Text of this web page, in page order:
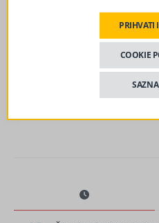
Do nedjelje se “kuhamo”, a
PRIHVATI
COOKIE